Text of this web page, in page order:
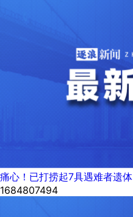
痛心！已打捞起7具遇难者遗体
1684807494